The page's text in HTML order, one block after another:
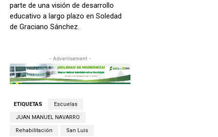
parte de una visión de desarrollo
educativo a largo plazo en Soledad
de Graciano Sánchez.
- Advertisement -
ETIQUETAS Escuelas
JUAN MANUEL NAVARRO
Rehabilitación San Luis